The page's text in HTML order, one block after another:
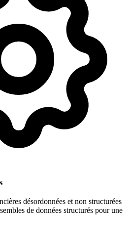
désordonnées et non structurées
de données structurés pour une